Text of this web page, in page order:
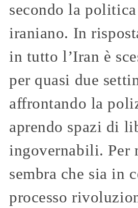
secondo la
iraniano. In
in tutto l’Iran è
per quasi due
affrontando la
aprendo spazi di
ingovernabili. Per
sembra che sia in
processo